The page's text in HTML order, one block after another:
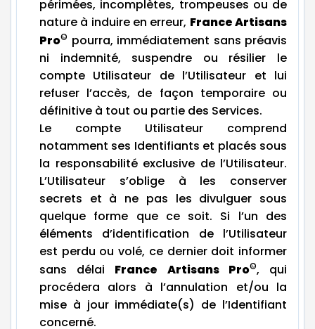
périmées, incomplètes, trompeuses ou de
nature à induire en erreur, France Artisans
Pro© pourra, immédiatement sans préavis
ni indemnité, suspendre ou résilier le
compte Utilisateur de l’Utilisateur et lui
refuser l’accès, de façon temporaire ou
définitive à tout ou partie des Services.
Le compte Utilisateur comprend
notamment ses Identifiants et placés sous
la responsabilité exclusive de l’Utilisateur.
L’Utilisateur s’oblige à les conserver
secrets et à ne pas les divulguer sous
quelque forme que ce soit. Si l’un des
éléments d’identification de l’Utilisateur
est perdu ou volé, ce dernier doit informer
sans délai France Artisans Pro©, qui
procédera alors à l’annulation et/ou la
mise à jour immédiate(s) de l’Identifiant
concerné.